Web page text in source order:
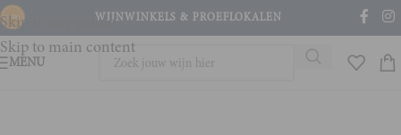
Skip to navigation
Skip to main content
WIJNWINKELS & PROEFLOKALEN
MENU